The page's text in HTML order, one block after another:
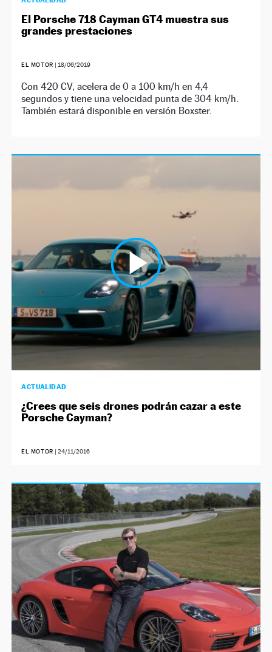
El Porsche 718 Cayman GT4 muestra sus
grandes prestaciones
EL MOTOR | 18/06/2019
Con 420 CV, acelera de 0 a 100 km/h en 4,4
segundos y tiene una velocidad punta de 304 km/h.
También estará disponible en versión Boxster.
ACTUALIDAD
¿Crees que seis drones podrán cazar a este
Porsche Cayman?
EL MOTOR | 24/11/2016